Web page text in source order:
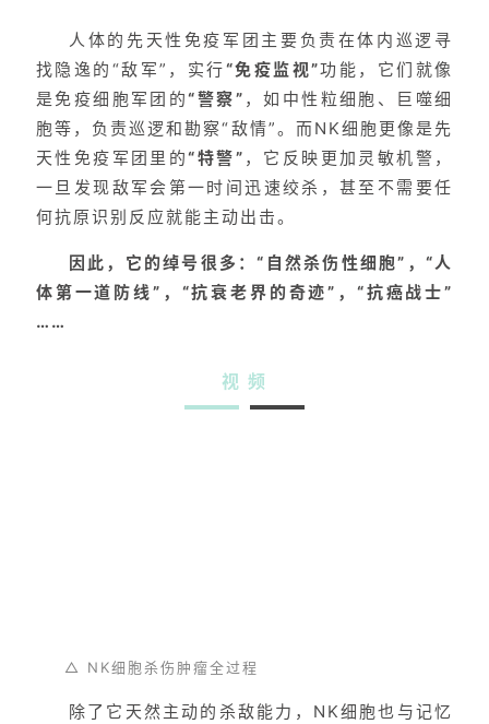
人体的先天性免疫军团主要负责在体内巡逻寻
找隐逸的“敌军”，实行“免疫监视”功能，它们就像
是免疫细胞军团的“警察” ，如中性粒细胞、巨噬细
胞等，负责巡逻和勘察“敌情”。而NK细胞更像是先
天性免疫军团里的“特警” ，它反映更加灵敏机警，
一旦发现敌军会第一时间迅速绞杀，甚至不需要任
何抗原识别反应就能主动出击。
因此，它的绰号很多：“自然杀伤性细胞”，“人
体第一道防线”，“抗衰老界的奇迹”，“抗癌战士”
……
视 频
△ NK细胞杀伤肿瘤全过程
除了它天然主动的杀敌能力，NK细胞也与记忆